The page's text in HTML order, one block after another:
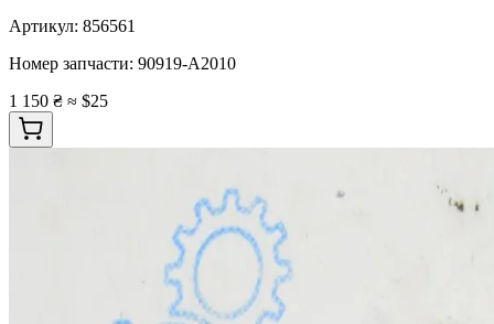
Артикул: 856561
Номер запчасти: 90919-A2010
1 150 ₴ ≈ $25